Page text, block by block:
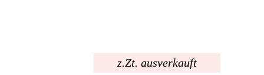
z.Zt. ausverkauft